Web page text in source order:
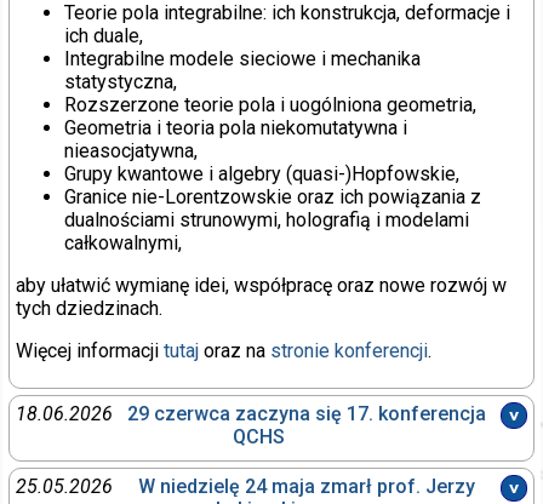
Teorie pola integrabilne: ich konstrukcja, deformacje i
ich duale,
Integrabilne modele sieciowe i mechanika
statystyczna,
Rozszerzone teorie pola i uogólniona geometria,
Geometria i teoria pola niekomutatywna i
nieasocjatywna,
Grupy kwantowe i algebry (quasi-)Hopfowskie,
Granice nie-Lorentzowskie oraz ich powiązania z
dualnościami strunowymi, holografią i modelami
całkowalnymi,
aby ułatwić wymianę idei, współpracę oraz nowe rozwój w
tych dziedzinach.
Więcej informacji tutaj oraz na stronie konferencji.
18.06.2026
29 czerwca zaczyna się 17. konferencja
QCHS
W dniach 29 czerwca – 4 lipca 2026
25.05.2026
W niedzielę 24 maja zmarł prof. Jerzy